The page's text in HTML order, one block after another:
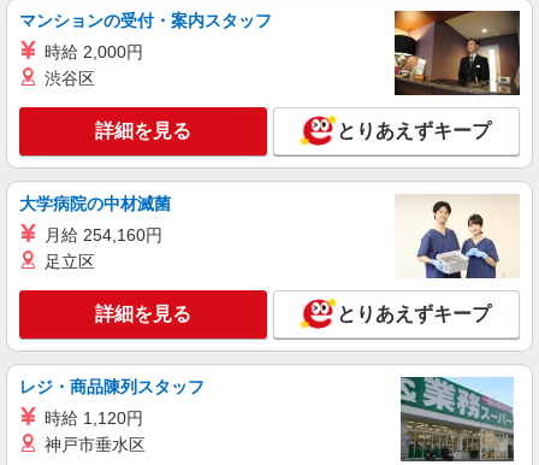
介護職／サービス付き高齢者向け住宅／夜勤専
時給1,168円〜1,231円 ※経験・能力・資格等
による 社会福祉士・介護福祉士 時給1,231円 その
他資格 時給1,168円 ※一律処遇改善加算含む 〇時
間外勤務手当 〇土日祝勤務手当 〇夜勤手当 〇年
末年始勤務手当
エイジフリーハウス神戸学が丘 兵庫県神戸市
垂水区学が丘4丁目9番3
キープ 詳細を見る
エイジフリーハウス神戸霞ヶ丘
介護リーダー／サービス付き高齢者向け住宅／
月給28万2,020円〜33万1,400円 ※一律介護職
員処遇改善加算含む ※経験・能力・前職給与を考
慮の上、決定します ※夜勤手当6,000円/4回を含む
エイジフリーハウス神戸霞ヶ丘 兵庫県神戸市
マンションの受付・案内スタッフ
時給 2,000円
渋谷区
詳細を見る とりあえずキープ
大学病院の中材滅菌
月給 254,160円
足立区
詳細を見る とりあえずキープ
レジ・商品陳列スタッフ
時給 1,120円
神戸市垂水区